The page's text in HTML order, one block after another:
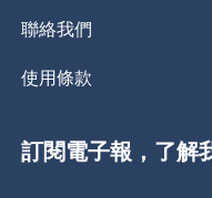
聯絡我們
使用條款
訂閱電子報，了解